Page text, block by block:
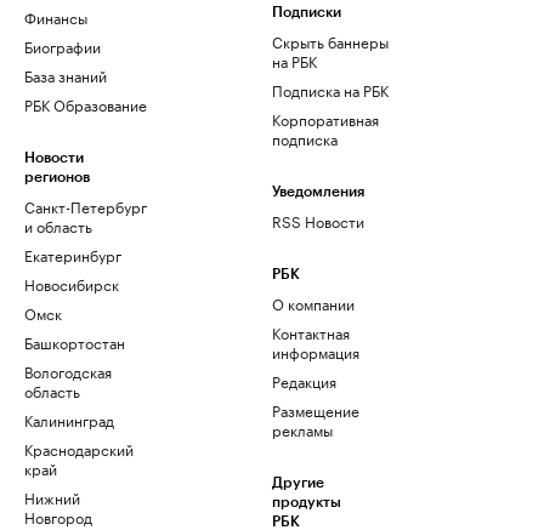
Финансы
Биографии
База знаний
РБК Образование
Новости
регионов
Санкт-Петербург
и область
Екатеринбург
Новосибирск
Омск
Башкортостан
Вологодская
область
Калининград
Краснодарский
край
Нижний
Новгород
Подписки
Скрыть баннеры
на РБК
Подписка на РБК
Корпоративная
подписка
Уведомления
RSS Новости
РБК
О компании
Контактная
информация
Редакция
Размещение
рекламы
Другие
продукты
РБК